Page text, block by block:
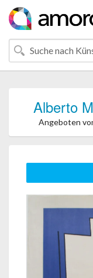
Alberto
Angeboten